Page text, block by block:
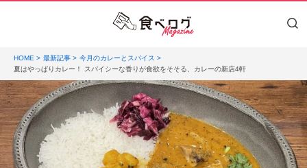
HOME 最新記事
今月のカレーとスパイス
夏はやっぱりカレー！ スパイシーな香りが食欲をそそる、カレーの新店4軒